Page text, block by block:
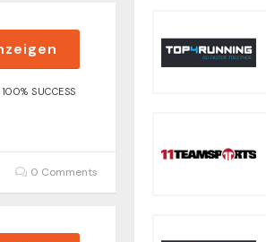
100% SUCCESS
0 Comments